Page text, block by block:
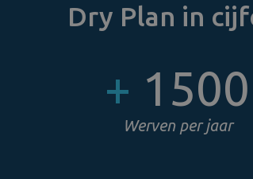
Dry Plan in
+ 1500
Werven per jaar